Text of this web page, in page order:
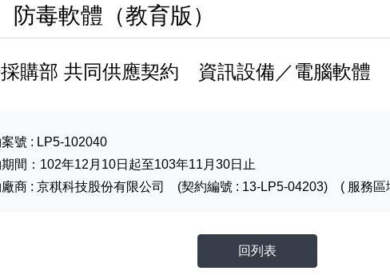
毒軟體（教育版）
購部 共同供應契約 資訊設備／電腦軟體
號 : LP5-102040
間：102年12月10日起至103年11月30日止
廠商 : 京稘科技股份有限公司 (契約編號 : 13-LP5-04203) ( 服務區
回列表